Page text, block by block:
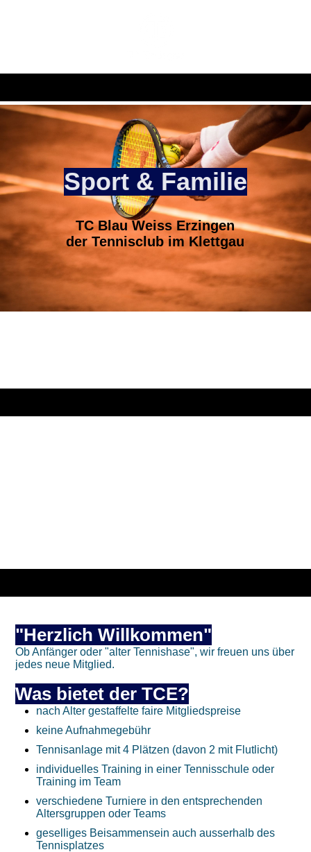
Sport & Familie
TC Blau Weiss Erzingen
der Tennisclub im Klettgau
"Herzlich Willkommen"
Ob Anfänger oder "alter Tennishase", wir freuen uns über
jedes neue Mitglied.
Was bietet der TCE?
nach Alter gestaffelte faire Mitgliedspreise
keine Aufnahmegebühr
Tennisanlage mit 4 Plätzen (davon 2 mit Flutlicht)
individuelles Training in einer Tennisschule oder
Training im Team
verschiedene Turniere in den entsprechenden
Altersgruppen oder Teams
geselliges Beisammensein auch ausserhalb des
Tennisplatzes